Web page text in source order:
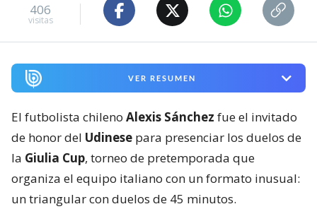
406
visitas
VER RESUMEN
El futbolista chileno Alexis Sánchez fue el invitado
de honor del Udinese para presenciar los duelos de
la Giulia Cup, torneo de pretemporada que
organiza el equipo italiano con un formato inusual:
un triangular con duelos de 45 minutos.